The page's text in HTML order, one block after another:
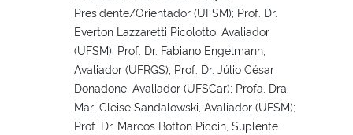
Presidente/Orientador (UFSM); Prof. Dr.
Everton Lazzaretti Picolotto, Avaliador
(UFSM); Prof. Dr. Fabiano Engelmann,
Avaliador (UFRGS); Prof. Dr. Júlio César
Donadone, Avaliador (UFSCar); Profa. Dra.
Mari Cleise Sandalowski, Avaliador (UFSM);
Prof. Dr. Marcos Botton Piccin, Suplente